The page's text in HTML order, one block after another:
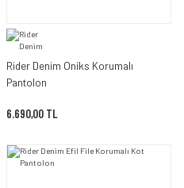
Rider Denim Oniks Korumalı
Pantolon
6.690,00 TL